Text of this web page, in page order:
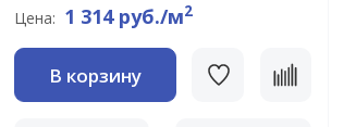
Цена: 1 314 руб./м2
В корзину